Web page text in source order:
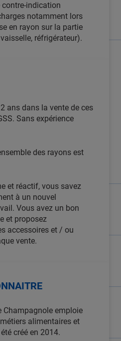
indication
notamment lors
en rayon sur la partie
réfrigérateur).
ans dans la vente de ces
Sans expérience
des rayons est
et réactif, vous savez
à un nouvel
Vous avez un bon
et proposez
accessoires et / ou
vente.
Champagnole emploie
alimentaires et
créé en 2014.